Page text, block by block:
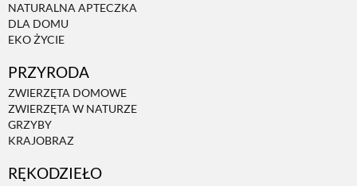
NATURALNA APTECZKA
DLA DOMU
EKO ŻYCIE
PRZYRODA
ZWIERZĘTA DOMOWE
ZWIERZĘTA W NATURZE
GRZYBY
KRAJOBRAZ
RĘKODZIEŁOZWIERZĘTA W NATURZE